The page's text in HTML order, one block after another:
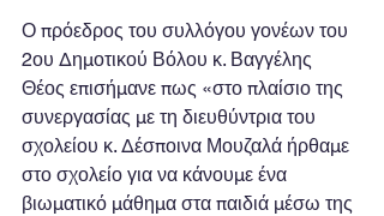
Ο πρόεδρος του συλλόγου γονέων του
2ου Δημοτικού Βόλου κ. Βαγγέλης
Θέος επισήμανε πως «στο πλαίσιο της
συνεργασίας με τη διευθύντρια του
σχολείου κ. Δέσποινα Μουζαλά ήρθαμε
στο σχολείο για να κάνουμε ένα
βιωματικό μάθημα στα παιδιά μέσω της